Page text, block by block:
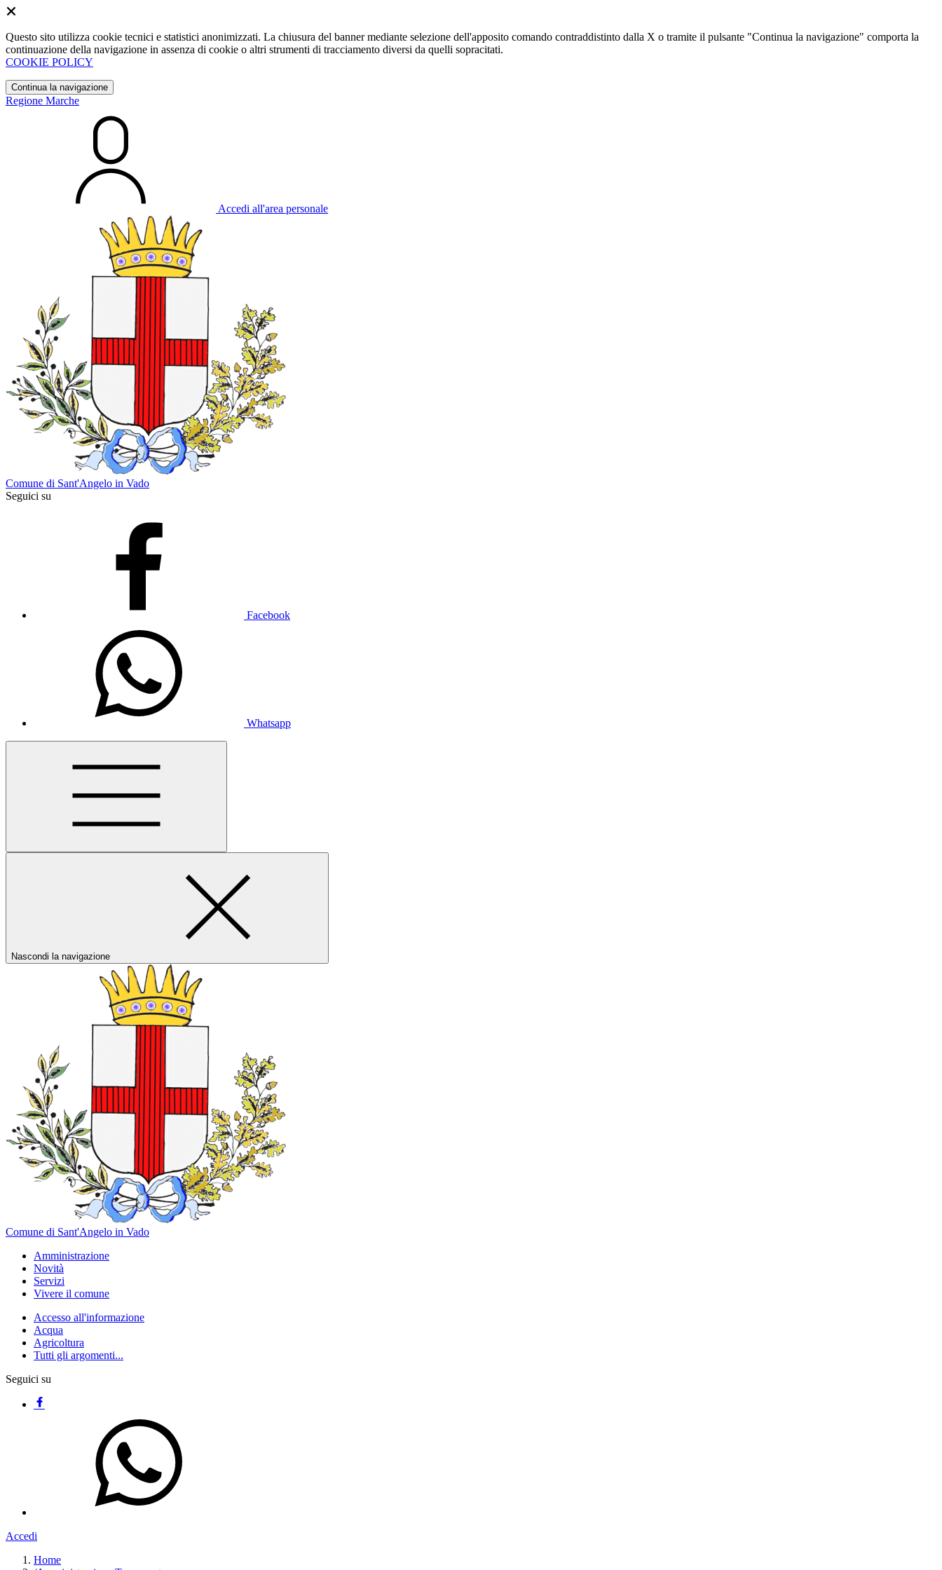
Questo sito utilizza cookie tecnici e statistici anonimizzati. La chiusura del banner mediante selezione dell'apposito comando contraddistinto dalla X o tramite il pulsante "Continua la navigazione" comporta la
continuazione della navigazione in assenza di cookie o altri strumenti di tracciamento diversi da quelli sopracitati.
COOKIE POLICY
Continua la navigazione
Regione Marche
Accedi all'area personale
Comune di Sant'Angelo in Vado
Seguici su
Facebook
Whatsapp
Nascondi la navigazione
Comune di Sant'Angelo in Vado
Amministrazione
Novità
Servizi
Vivere il comune
Accesso all'informazione
Acqua
Agricoltura
Tutti gli argomenti...
Seguici su
Accedi
Home